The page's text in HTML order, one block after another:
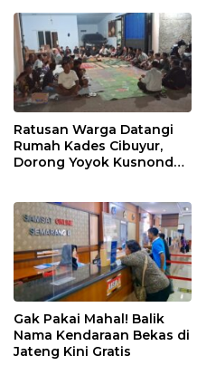
Ratusan Warga Datangi
Rumah Kades Cibuyur,
Dorong Yoyok Kusnondo
Gak Pakai Mahal! Balik
Nama Kendaraan Bekas di
Jateng Kini Gratis